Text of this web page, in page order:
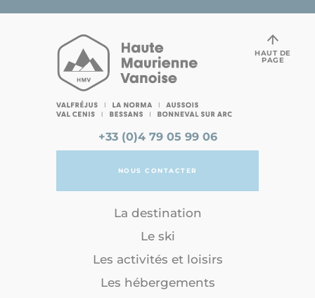
+33 (0)4 79 05 99 06
NOUS CONTACTER
La destination
Le ski
Les activités et loisirs
Les hébergements
HAUT DE
PAGE